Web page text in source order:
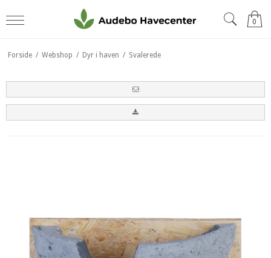
0
Forside / Webshop / Dyr i haven / Svalerede